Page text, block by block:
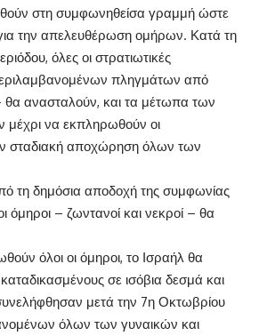
στη συμφωνηθείσα γραμμή ώστε
την απελευθέρωση ομήρων. Κατά τη
όλες οι στρατιωτικές
πληγμάτων από
θα ανασταλούν, και τα μέτωπα των
να εκπληρωθούν οι
σταδιακή αποχώρηση όλων των
τη δημόσια αποδοχή της συμφωνίας
όμηροι – ζωντανοί και νεκροί – θα
όλοι οι όμηροι, το Ισραήλ θα
σε ισόβια δεσμά και
μετά την 7η Οκτωβρίου
όλων των γυναικών και